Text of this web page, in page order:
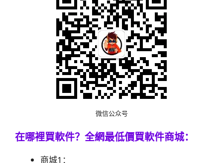
微信公众号
在哪裡買軟件？ 全網最低價買軟件商城：
商城1：